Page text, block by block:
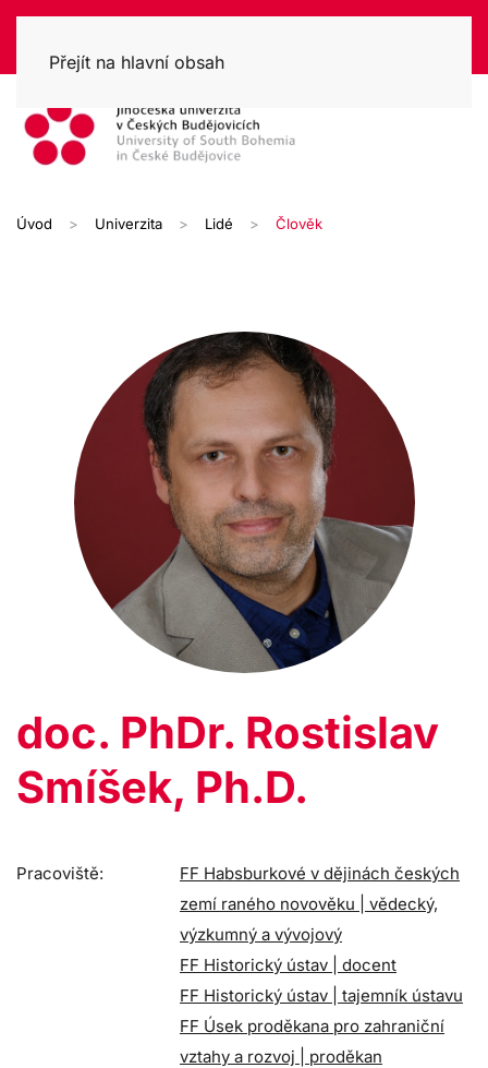
Přejít na hlavní obsah
Úvod Univerzita Lidé Člověk
doc. PhDr. Rostislav
Smíšek, Ph.D.
Pracoviště:
FF Habsburkové v dějinách českých
zemí raného novověku | vědecký,
výzkumný a vývojový
FF Historický ústav | docent
FF Historický ústav | tajemník ústavu
FF Úsek proděkana pro zahraniční
vztahy a rozvoj | proděkan